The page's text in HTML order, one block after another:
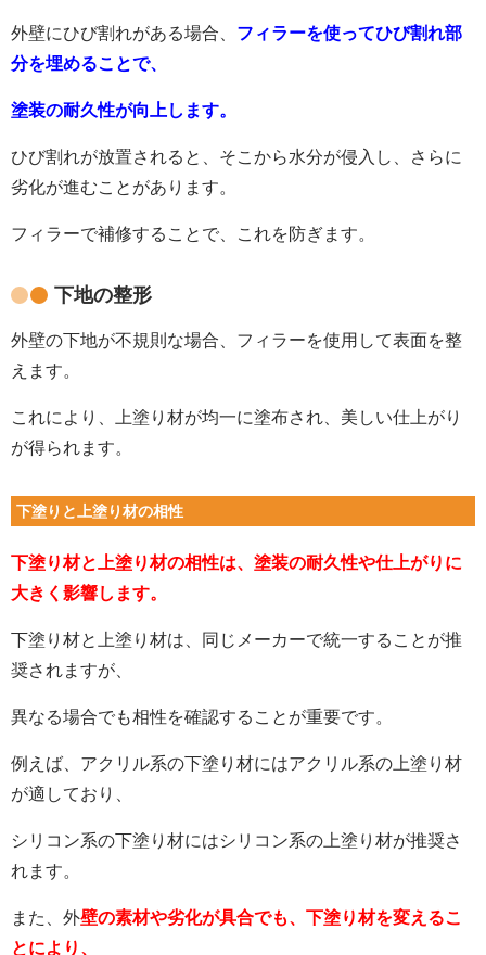
外壁にひび割れがある場合、 フィラーを使ってひび割れ部
分を埋めることで、
塗装の耐久性が向上します。
ひび割れが放置されると、そこから水分が侵入し、さらに
劣化が進むことがあります。
フィラーで補修することで、これを防ぎます。
下地の整形
外壁の下地が不規則な場合、フィラーを使用して表面を整
えます。
これにより、上塗り材が均一に塗布され、美しい仕上がり
が得られます。
下塗りと上塗り材の相性
下塗り材と上塗り材の相性は、塗装の耐久性や仕上がりに
大きく影響します。
下塗り材と上塗り材は、同じメーカーで統一することが推
奨されますが、
異なる場合でも相性を確認することが重要です。
例えば、アクリル系の下塗り材にはアクリル系の上塗り材
が適しており、
シリコン系の下塗り材にはシリコン系の上塗り材が推奨さ
れます。
また、外壁の素材や劣化が具合でも、下塗り材を変えるこ
とにより、